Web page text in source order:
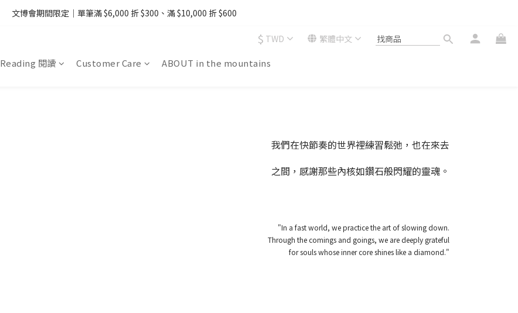
08/07 - 09  台灣下單即免運 ・港澳滿 USD99、新加坡滿 USD199 免運
文博會期間限定｜單筆滿 $6,000 折 $300、滿 $10,000 折 $600
$ TWD 繁體中文
Reading 閱讀 Customer Care ABOUT in the mountains
我們在快節奏的世界裡練習鬆弛，也在來去
之間，感謝那些內核如鑽石般閃耀的靈魂。
"In a fast world, we practice the art of slowing down.
Through the comings and goings, we are deeply grateful
for souls whose inner core shines like a diamond."